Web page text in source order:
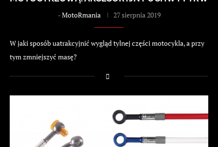
-MotoRmania 27 sierpnia 2019
W jaki sposób uatrakcyjnić wygląd tylnej części motocykla, a przy
tym zmniejszyć masę?